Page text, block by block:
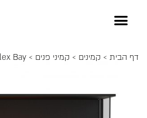
דף הבית > קמינים > קמיני פנים > Flex Bay